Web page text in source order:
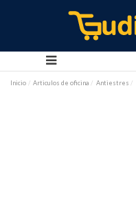
Inicio Articulos de oficina Antiestres